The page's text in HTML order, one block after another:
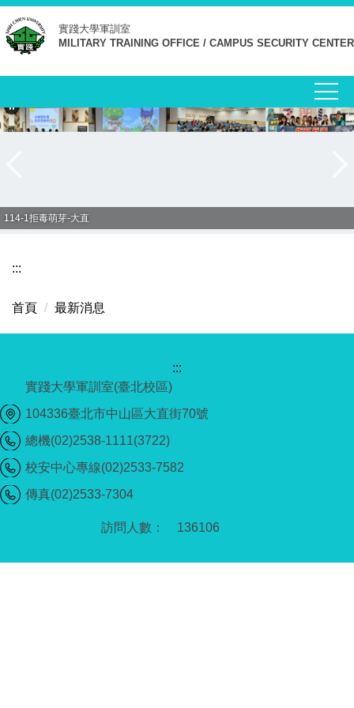
跳
到
要
容
區
實踐大學軍訓室
MILITARY TRAINING OFFICE / CAMPUS SECURITY CENTER
114-1拒毒萌芽-大直
:::
首頁 最新消息
136106
:::
實踐大學軍訓室(臺北校區)
104336臺北市中山區大直街70號
總機(02)2538-1111(3722)
校安中心專線(02)2533-7582
傳真(02)2533-7304